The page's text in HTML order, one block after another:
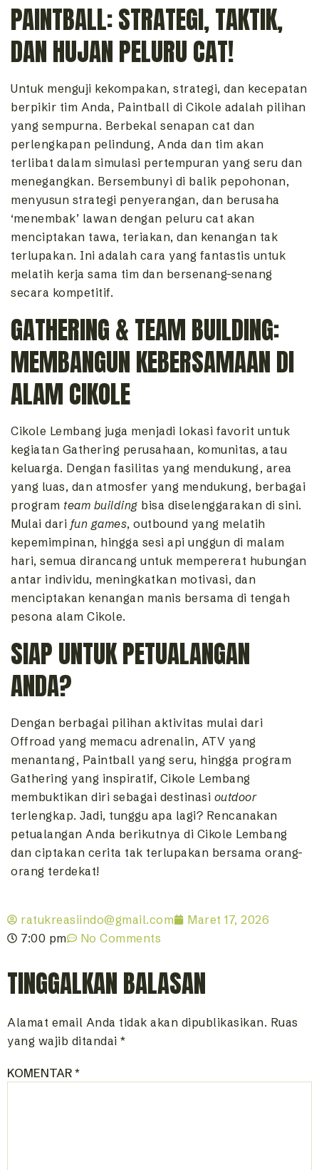
PAINTBALL: STRATEGI, TAKTIK,
DAN HUJAN PELURU CAT!
Untuk menguji kekompakan, strategi, dan kecepatan
berpikir tim Anda, Paintball di Cikole adalah pilihan
yang sempurna. Berbekal senapan cat dan
perlengkapan pelindung, Anda dan tim akan
terlibat dalam simulasi pertempuran yang seru dan
menegangkan. Bersembunyi di balik pepohonan,
menyusun strategi penyerangan, dan berusaha
‘menembak’ lawan dengan peluru cat akan
menciptakan tawa, teriakan, dan kenangan tak
terlupakan. Ini adalah cara yang fantastis untuk
melatih kerja sama tim dan bersenang-senang
secara kompetitif.
GATHERING & TEAM BUILDING:
MEMBANGUN KEBERSAMAAN DI
ALAM CIKOLE
Cikole Lembang juga menjadi lokasi favorit untuk
kegiatan Gathering perusahaan, komunitas, atau
keluarga. Dengan fasilitas yang mendukung, area
yang luas, dan atmosfer yang mendukung, berbagai
program team building bisa diselenggarakan di sini.
Mulai dari fun games, outbound yang melatih
kepemimpinan, hingga sesi api unggun di malam
hari, semua dirancang untuk mempererat hubungan
antar individu, meningkatkan motivasi, dan
menciptakan kenangan manis bersama di tengah
pesona alam Cikole.
SIAP UNTUK PETUALANGAN
ANDA?
Dengan berbagai pilihan aktivitas mulai dari
Offroad yang memacu adrenalin, ATV yang
menantang, Paintball yang seru, hingga program
Gathering yang inspiratif, Cikole Lembang
membuktikan diri sebagai destinasi outdoor
terlengkap. Jadi, tunggu apa lagi? Rencanakan
petualangan Anda berikutnya di Cikole Lembang
dan ciptakan cerita tak terlupakan bersama orang-
orang terdekat!
ratukreasiindo@gmail.com
Maret 17, 2026
7:00 pm
No Comments
TINGGALKAN BALASAN
Alamat email Anda tidak akan dipublikasikan. Ruas
yang wajib ditandai *
KOMENTAR*